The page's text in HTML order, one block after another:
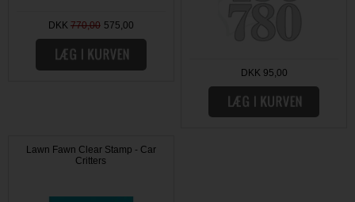
DKK 770,00 575,00
DKK 95,00
Lawn Fawn Clear Stamp - Car
Critters